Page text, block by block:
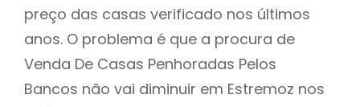
preço das casas verificado nos últimos
anos. O problema é que a procura de
Venda De Casas Penhoradas Pelos
Bancos não vai diminuir em Estremoz nos